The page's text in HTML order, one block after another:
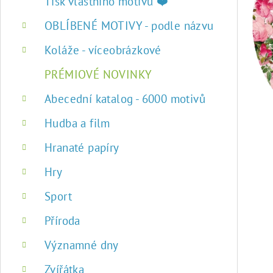
OBLÍBENÉ MOTIVY - podle názvu
Koláže - víceobrázkové
PRÉMIOVÉ NOVINKY
Abecední katalog - 6000 motivů
Hudba a film
Hranaté papíry
Hry
Sport
Příroda
Významné dny
Zvířátka